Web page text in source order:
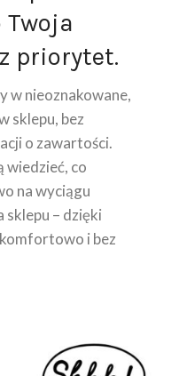
priorytet.
nieoznakowane,
sklepu, bez
o zawartości.
wiedzieć, co
na wyciągu
– dzięki
i bez